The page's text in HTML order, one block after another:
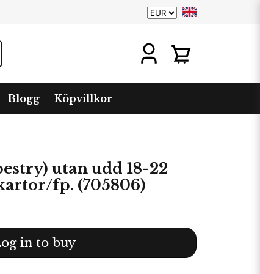
Blogg Köpvillkor
utan udd 18-22
fp. (705806)
in to buy